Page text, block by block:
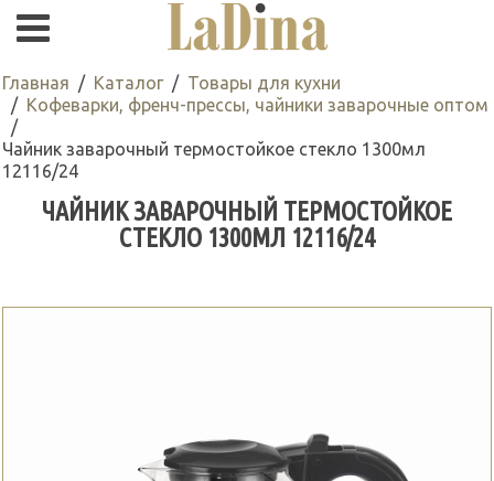
Главная Каталог
Товары для кухни
Кофеварки, френч-прессы, чайники заварочные оптом
Чайник заварочный термостойкое стекло 1300мл
12116/24
ЧАЙНИК ЗАВАРОЧНЫЙ ТЕРМОСТОЙКОЕ
СТЕКЛО 1300МЛ 12116/24